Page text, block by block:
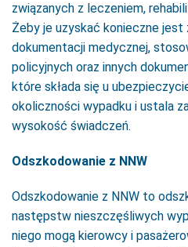
związanych z leczeniem,
Żeby je uzyskać konieczne jest
dokumentacji medycznej,
policyjnych oraz innych
które składa się u
okoliczności wypadku i ustala
wysokość świadczeń.
Odszkodowanie z NNW
Odszkodowanie z NNW to
następstw nieszczęśliwych
niego mogą kierowcy i